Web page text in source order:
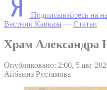
Подписывайтесь на
Вестник Кавказа — Статьи
Храм Александра
Опубликовано: 2:00, 5 авг
Айбаниз Рустамова